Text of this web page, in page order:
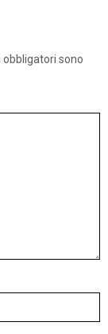
obbligatori sono